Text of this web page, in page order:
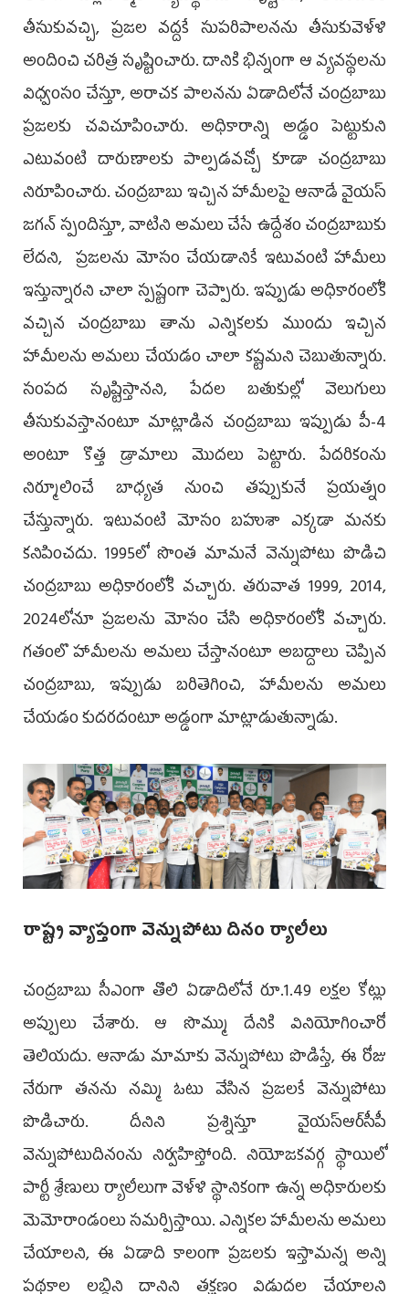
తీసుకువచ్చి, ప్రజల వద్దకే సుపరిపాలనను తీసుకువెళ్ళి
అందించి చరిత్ర సృష్టించారు. దానికి భిన్నంగా ఆ వ్యవస్థలను
విధ్వంసం చేస్తూ, అరాచక పాలనను ఏడాదిలోనే చంద్రబాబు
ప్రజలకు చవిచూపించారు. అధికారాన్ని అడ్డం పెట్టుకుని
ఎటువంటి దారుణాలకు పాల్పడవచ్చో కూడా చంద్రబాబు
నిరూపించారు. చంద్రబాబు ఇచ్చిన హామీలపై ఆనాడే వైయస్
జగన్ స్పందిస్తూ, వాటిని అమలు చేసే ఉద్దేశం చంద్రబాబుకు
లేదని, ప్రజలను మోసం చేయడానికే ఇటువంటి హామీలు
ఇస్తున్నారని చాలా స్పష్టంగా చెప్పారు. ఇప్పుడు అధికారంలోకి
వచ్చిన చంద్రబాబు తాను ఎన్నికలకు ముందు ఇచ్చిన
హామీలను అమలు చేయడం చాలా కష్టమని చెబుతున్నారు.
సంపద సృష్టిస్తానని, పేదల బతుకుల్లో వెలుగులు
తీసుకువస్తానంటూ మాట్లాడిన చంద్రబాబు ఇప్పుడు పీ-4
అంటూ కొత్త డ్రామాలు మొదలు పెట్టారు. పేదరికంను
నిర్మూలించే బాధ్యత నుంచి తప్పుకునే ప్రయత్నం
చేస్తున్నారు. ఇటువంటి మోసం బహుశా ఎక్కడా మనకు
కనిపించదు. 1995లో సొంత మామనే వెన్నుపోటు పొడిచి
చంద్రబాబు అధికారంలోకి వచ్చారు. తరువాత 1999, 2014,
2024లోనూ ప్రజలను మోసం చేసి అధికారంలోకి వచ్చారు.
గతంలొ హామీలను అమలు చేస్తానంటూ అబద్దాలు చెప్పిన
చంద్రబాబు, ఇప్పుడు బరితెగించి, హామీలను అమలు
చేయడం కుదరదంటూ అడ్డంగా మాట్లాడుతున్నాడు.
రాష్ట్ర వ్యాప్తంగా వెన్నుపోటు దినం ర్యాలీలు
చంద్రబాబు సీఎంగా తొలి ఏడాదిలోనే రూ.1.49 లక్షల కోట్లు
అప్పులు చేశారు. ఆ సొమ్ము దేనికి వినియోగించారో
తెలియదు. ఆనాడు మామాకు వెన్నుపోటు పొడిస్తే, ఈ రోజు
నేరుగా తనను నమ్మి ఓటు వేసిన ప్రజలకే వెన్నుపోటు
పొడిచారు. దీనిని ప్రశ్నిస్తూ వైయస్ఆర్‌సీపీ
వెన్నుపోటుదినంను నిర్వహిస్తోంది. నియోజకవర్గ స్థాయిలో
పార్టీ శ్రేణులు ర్యాలీలుగా వెళ్ళి స్థానికంగా ఉన్న అధికారులకు
మెమోరాండంలు సమర్పిస్తాయి. ఎన్నికల హామీలను అమలు
చేయాలని, ఈ ఏడాది కాలంగా ప్రజలకు ఇస్తామన్న అన్ని